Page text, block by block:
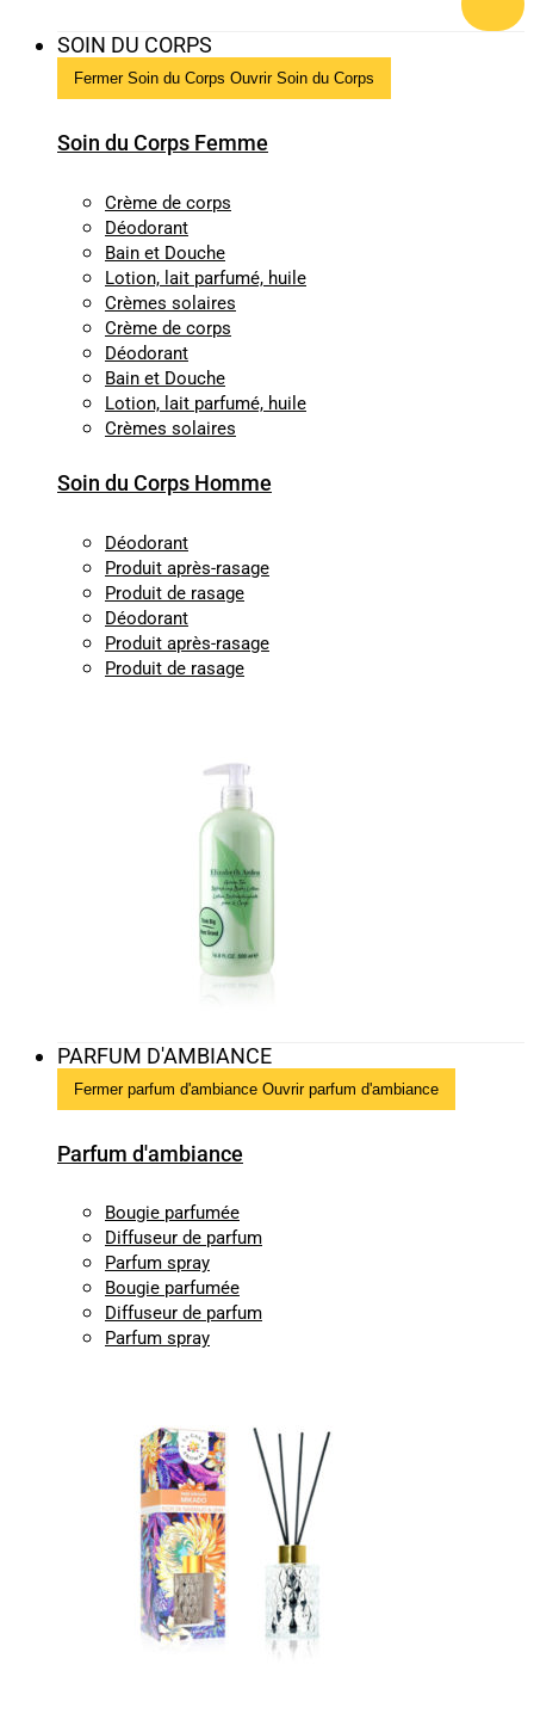
SOIN DU CORPS
Fermer Soin du Corps Ouvrir Soin du Corps
Soin du Corps Femme
Crème de corps
Déodorant
Bain et Douche
Lotion, lait parfumé, huile
Crèmes solaires
Crème de corps
Déodorant
Bain et Douche
Lotion, lait parfumé, huile
Crèmes solaires
Soin du Corps Homme
Déodorant
Produit après-rasage
Produit de rasage
Déodorant
Produit après-rasage
Produit de rasage
PARFUM D'AMBIANCE
Fermer parfum d'ambiance Ouvrir parfum d'ambiance
Parfum d'ambiance
Bougie parfumée
Diffuseur de parfum
Parfum spray
Bougie parfumée
Diffuseur de parfum
Parfum spray